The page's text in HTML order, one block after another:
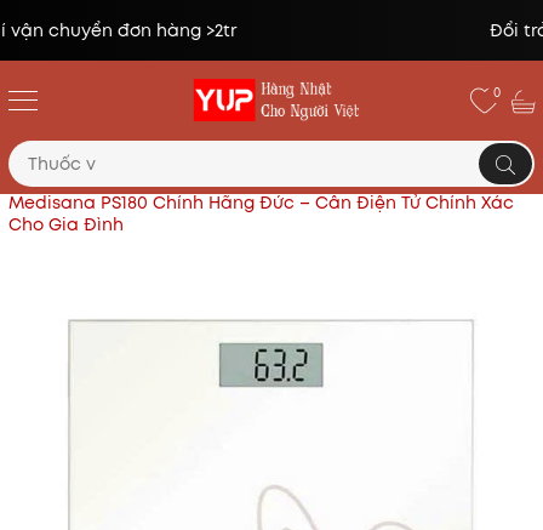
Đổi trả miễn phí lên tới 14 ngày*
0
Trang chủ Đồ dùng tiện ích khác
Cân Sức Khỏe
Medisana PS180 Chính Hãng Đức – Cân Điện Tử Chính Xác
Cho Gia Đình